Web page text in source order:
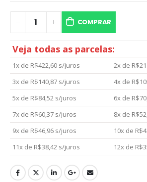
COMPRAR
Veja todas as parcelas:
1x de R$422,60 s/juros 2x de R$
3x de R$140,87 s/juros 4x de R$
5x de R$84,52 s/juros 6x de R$
7x de R$60,37 s/juros 8x de R$
9x de R$46,96 s/juros 10x de R$
11x de R$38,42 s/juros 12x de R$